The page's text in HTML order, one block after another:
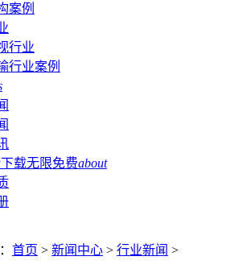
案例
行业
行业案例
载无限免费about
首页 > 新闻中心 > 行业新闻 >